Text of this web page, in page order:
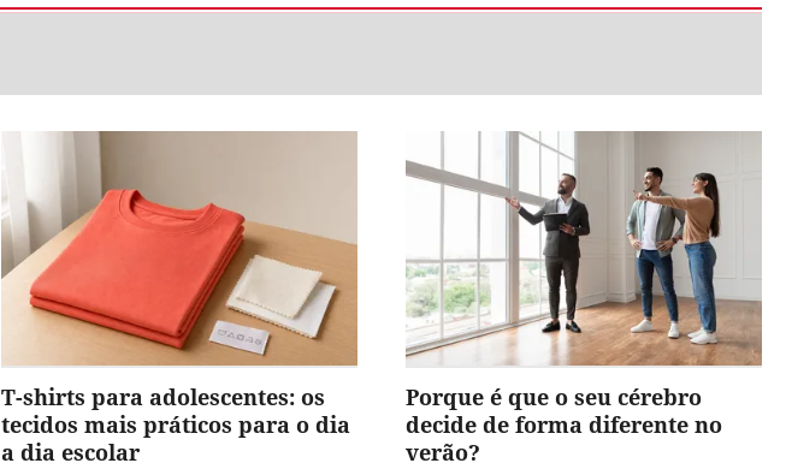
T-shirts para adolescentes: os
tecidos mais práticos para o dia
a dia escolar
Porque é que o seu cérebro
decide de forma diferente no
verão?